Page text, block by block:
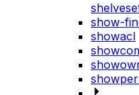
show-
showacl